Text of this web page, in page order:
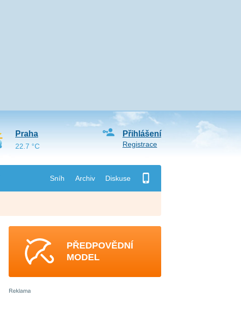
Sníh Archiv Diskuse
Přihlášení
Registrace
Praha
22.7 °C
PŘEDPOVĚDNÍ
MODEL